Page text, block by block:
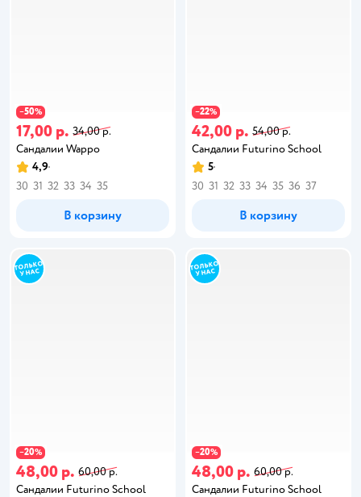
−50%
17,00 р. 34,00 р.
Сандалии Wappo
4,9
30 31 32 33 34 35
В корзину
−22%
42,00 р. 54,00 р.
Сандалии Futurino School
5
30 31 32 33 34 35 36 37
В корзину
−20%
48,00 р. 60,00 р.
Сандалии Futurino School
−20%
48,00 р. 60,00 р.
Сандалии Futurino School